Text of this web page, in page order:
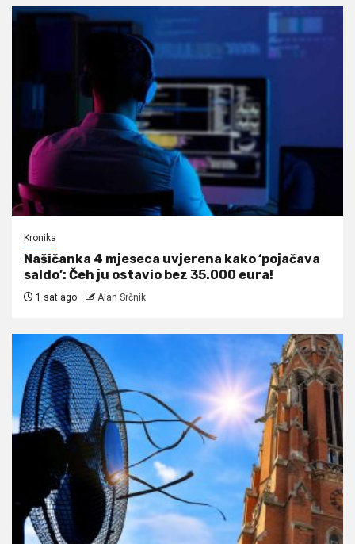
Kronika
Našičanka 4 mjeseca uvjerena kako ‘pojačava
saldo’: Čeh ju ostavio bez 35.000 eura!
1 sat ago Alan Srčnik